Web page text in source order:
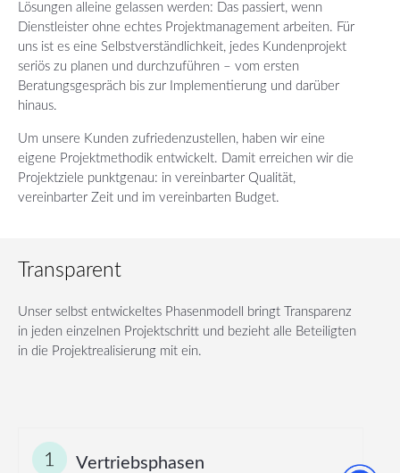
Lösungen alleine gelassen werden: Das passiert, wenn
Dienstleister ohne echtes Projektmanagement arbeiten. Für
uns ist es eine Selbstverständlichkeit, jedes Kundenprojekt
seriös zu planen und durchzuführen – vom ersten
Beratungsgespräch bis zur Implementierung und darüber
hinaus.
Um unsere Kunden zufriedenzustellen, haben wir eine
eigene Projektmethodik entwickelt. Damit erreichen wir die
Projektziele punktgenau: in vereinbarter Qualität,
vereinbarter Zeit und im vereinbarten Budget.
Transparent
Unser selbst entwickeltes Phasenmodell bringt Transparenz
in jeden einzelnen Projektschritt und bezieht alle Beteiligten
in die Projektrealisierung mit ein.
Vertriebsphasen